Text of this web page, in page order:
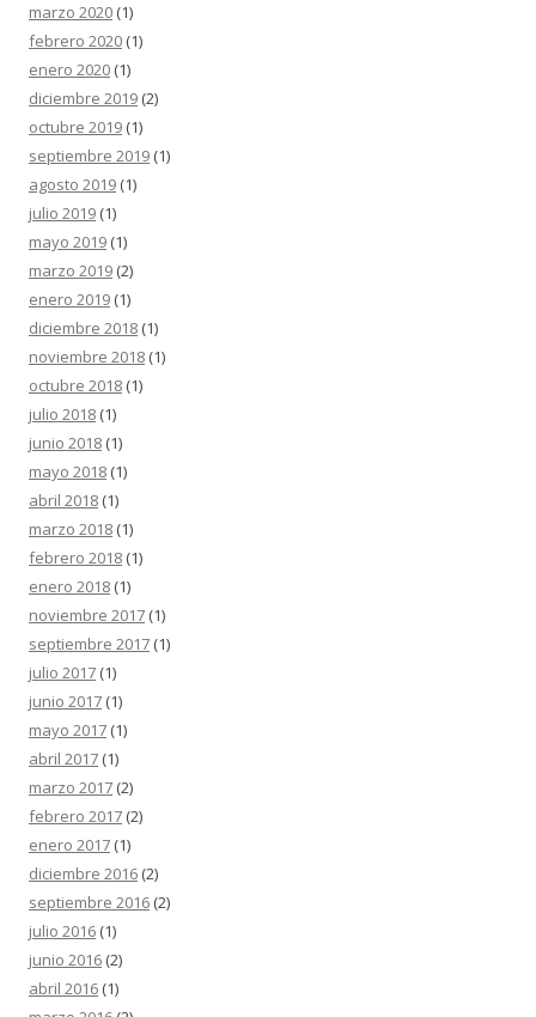
marzo 2020 (1)
febrero 2020 (1)
enero 2020 (1)
diciembre 2019 (2)
octubre 2019 (1)
septiembre 2019 (1)
agosto 2019 (1)
julio 2019 (1)
mayo 2019 (1)
marzo 2019 (2)
enero 2019 (1)
diciembre 2018 (1)
noviembre 2018 (1)
octubre 2018 (1)
julio 2018 (1)
junio 2018 (1)
mayo 2018 (1)
abril 2018 (1)
marzo 2018 (1)
febrero 2018 (1)
enero 2018 (1)
noviembre 2017 (1)
septiembre 2017 (1)
julio 2017 (1)
junio 2017 (1)
mayo 2017 (1)
abril 2017 (1)
marzo 2017 (2)
febrero 2017 (2)
enero 2017 (1)
diciembre 2016 (2)
septiembre 2016 (2)
julio 2016 (1)
junio 2016 (2)
abril 2016 (1)